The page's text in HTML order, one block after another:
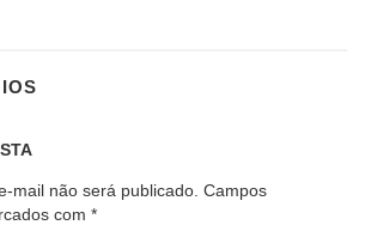
mail não será publicado. Campos
com *